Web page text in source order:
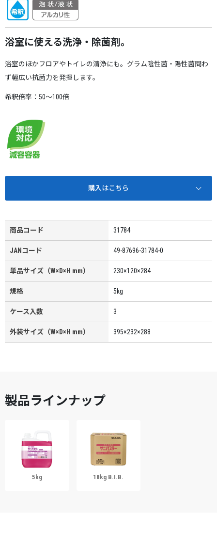
浴室に使える洗浄・除菌剤。
浴室のほかフロアやトイレの清浄にも。グラム陰性菌・陽性菌問わ
ず幅広い抗菌力を発揮します。
希釈倍率：50～100倍
購入はこちら
商品コード 31784
JANコード 49-87696-31784-0
単品サイズ（W×D×H mm） 230×120×284
規格 5kg
ケース入数 3
外装サイズ（W×D×H mm） 395×232×288
製品ラインナップ
5kg 18kg B.I.B.